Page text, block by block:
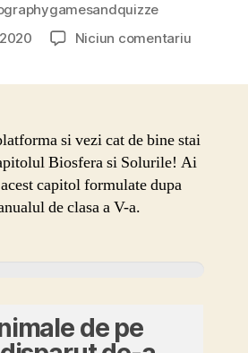
Niciun comentariula
si vezi cat de bine stai
Biosfera si Solurile! Ai
capitol formulate dupa
de clasa a V-a.
de pe